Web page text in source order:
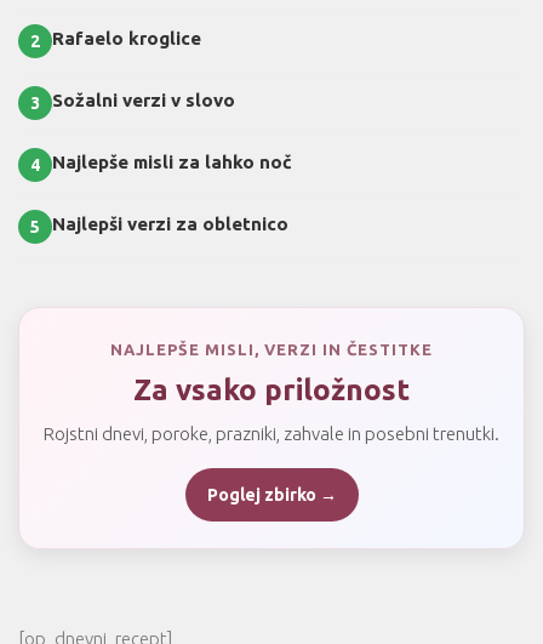
2 Rafaelo kroglice
3 Sožalni verzi v slovo
4 Najlepše misli za lahko noč
5 Najlepši verzi za obletnico
NAJLEPŠE MISLI, VERZI IN ČESTITKE
Za vsako priložnost
Rojstni dnevi, poroke, prazniki, zahvale in posebni trenutki.
Poglej zbirko →
[op_dnevni_recept]